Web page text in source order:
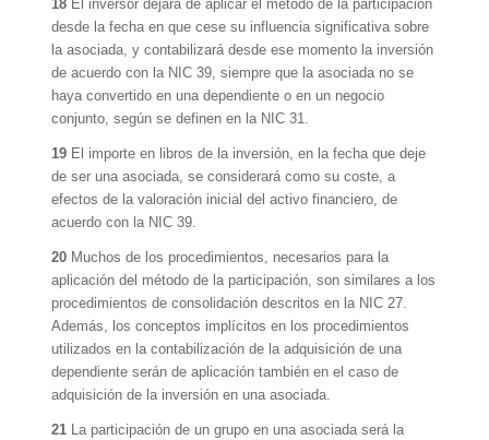
18 El inversor dejará de aplicar el método de la participación
desde la fecha en que cese su influencia significativa sobre
la asociada, y contabilizará desde ese momento la inversión
de acuerdo con la NIC 39, siempre que la asociada no se
haya convertido en una dependiente o en un negocio
conjunto, según se definen en la NIC 31.
19 El importe en libros de la inversión, en la fecha que deje
de ser una asociada, se considerará como su coste, a
efectos de la valoración inicial del activo financiero, de
acuerdo con la NIC 39.
20 Muchos de los procedimientos, necesarios para la
aplicación del método de la participación, son similares a los
procedimientos de consolidación descritos en la NIC 27.
Además, los conceptos implícitos en los procedimientos
utilizados en la contabilización de la adquisición de una
dependiente serán de aplicación también en el caso de
adquisición de la inversión en una asociada.
21 La participación de un grupo en una asociada será la